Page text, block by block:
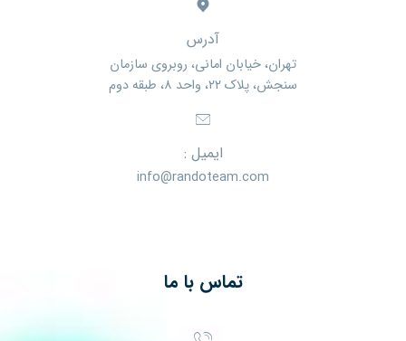
آدرس
تهران، خیابان امانی، روبروی سازمان
سنجش، پلاک ۲۲، واحد ۸، طبقه دوم
ایمیل :
info@randoteam.com
تماس با ما